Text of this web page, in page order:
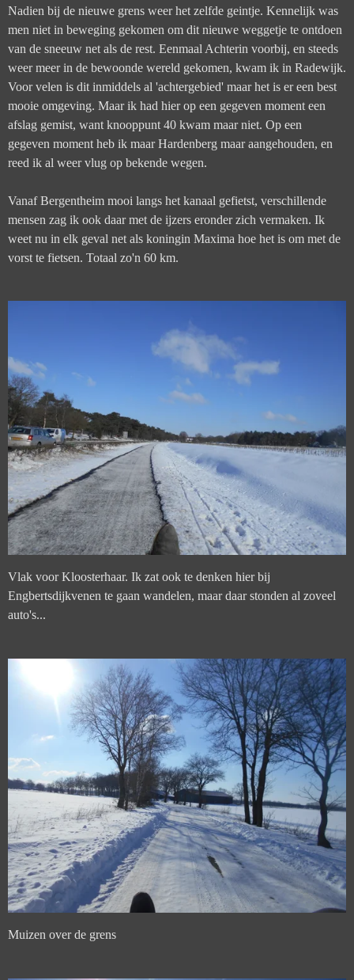
Nadien bij de nieuwe grens weer het zelfde geintje. Kennelijk was
men niet in beweging gekomen om dit nieuwe weggetje te ontdoen
van de sneeuw net als de rest. Eenmaal Achterin voorbij, en steeds
weer meer in de bewoonde wereld gekomen, kwam ik in Radewijk.
Voor velen is dit inmiddels al 'achtergebied' maar het is er een best
mooie omgeving. Maar ik had hier op een gegeven moment een
afslag gemist, want knooppunt 40 kwam maar niet. Op een
gegeven moment heb ik maar Hardenberg maar aangehouden, en
reed ik al weer vlug op bekende wegen.
Vanaf Bergentheim mooi langs het kanaal gefietst, verschillende
mensen zag ik ook daar met de ijzers eronder zich vermaken. Ik
weet nu in elk geval net als koningin Maxima hoe het is om met de
vorst te fietsen. Totaal zo'n 60 km.
Vlak voor Kloosterhaar. Ik zat ook te denken hier bij
Engbertsdijkvenen te gaan wandelen, maar daar stonden al zoveel
auto's...
Muizen over de grens